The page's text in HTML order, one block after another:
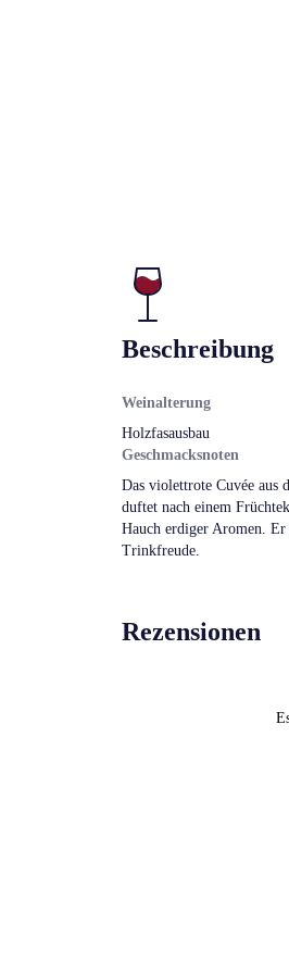
Beschreibung
Weinalterung
Holzfasausbau
Geschmacksnoten
Das violettrote Cuvée aus
duftet nach einem
Hauch erdiger Aromen.
Trinkfreude.
Rezensionen